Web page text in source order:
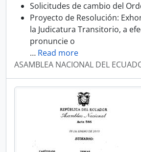
Solicitudes de cambio del
Proyecto de Resolución:
la Judicatura Transitorio, a
pronuncie o
… Read more
ASAMBLEA NACIONAL DEL